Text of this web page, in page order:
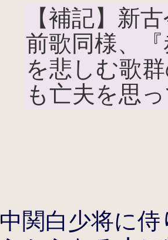
【補記】新
前歌同様、
を悲しむ歌
も亡夫を思
中関白少将に